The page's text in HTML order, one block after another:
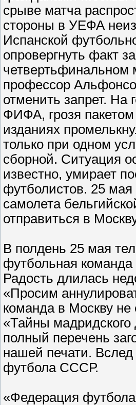
срыве матча
стороны в УЕФА
Испанской
опровергнуть факт
четвертьфинальном
профессор
отменить запрет.
ФИФА, грозя пакетом
изданиях
только при одном
сборной. Ситуация
известно, умирает
футболистов. 25 мая
самолета
отправиться в
В полдень 25 мая
футбольная команда
Радость длилась
«Просим
команда в Москву не
«Тайны мадридского
полный перечень
нашей печати.
футбола СССР.
«Федерация